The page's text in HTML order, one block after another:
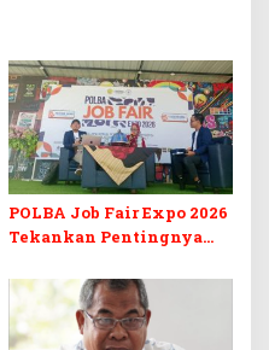
POLBA Job Fair Expo 2026
Tekankan Pentingnya
Digital